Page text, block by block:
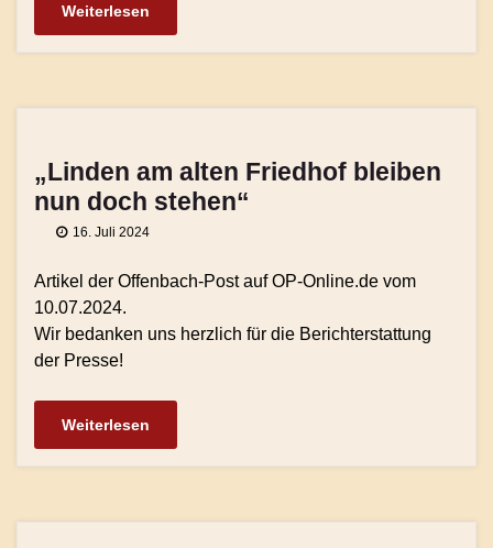
Weiterlesen
„Linden am alten Friedhof bleiben
nun doch stehen“
16. Juli 2024
Artikel der Offenbach-Post auf OP-Online.de vom
10.07.2024.
Wir bedanken uns herzlich für die Berichterstattung
der Presse!
Weiterlesen